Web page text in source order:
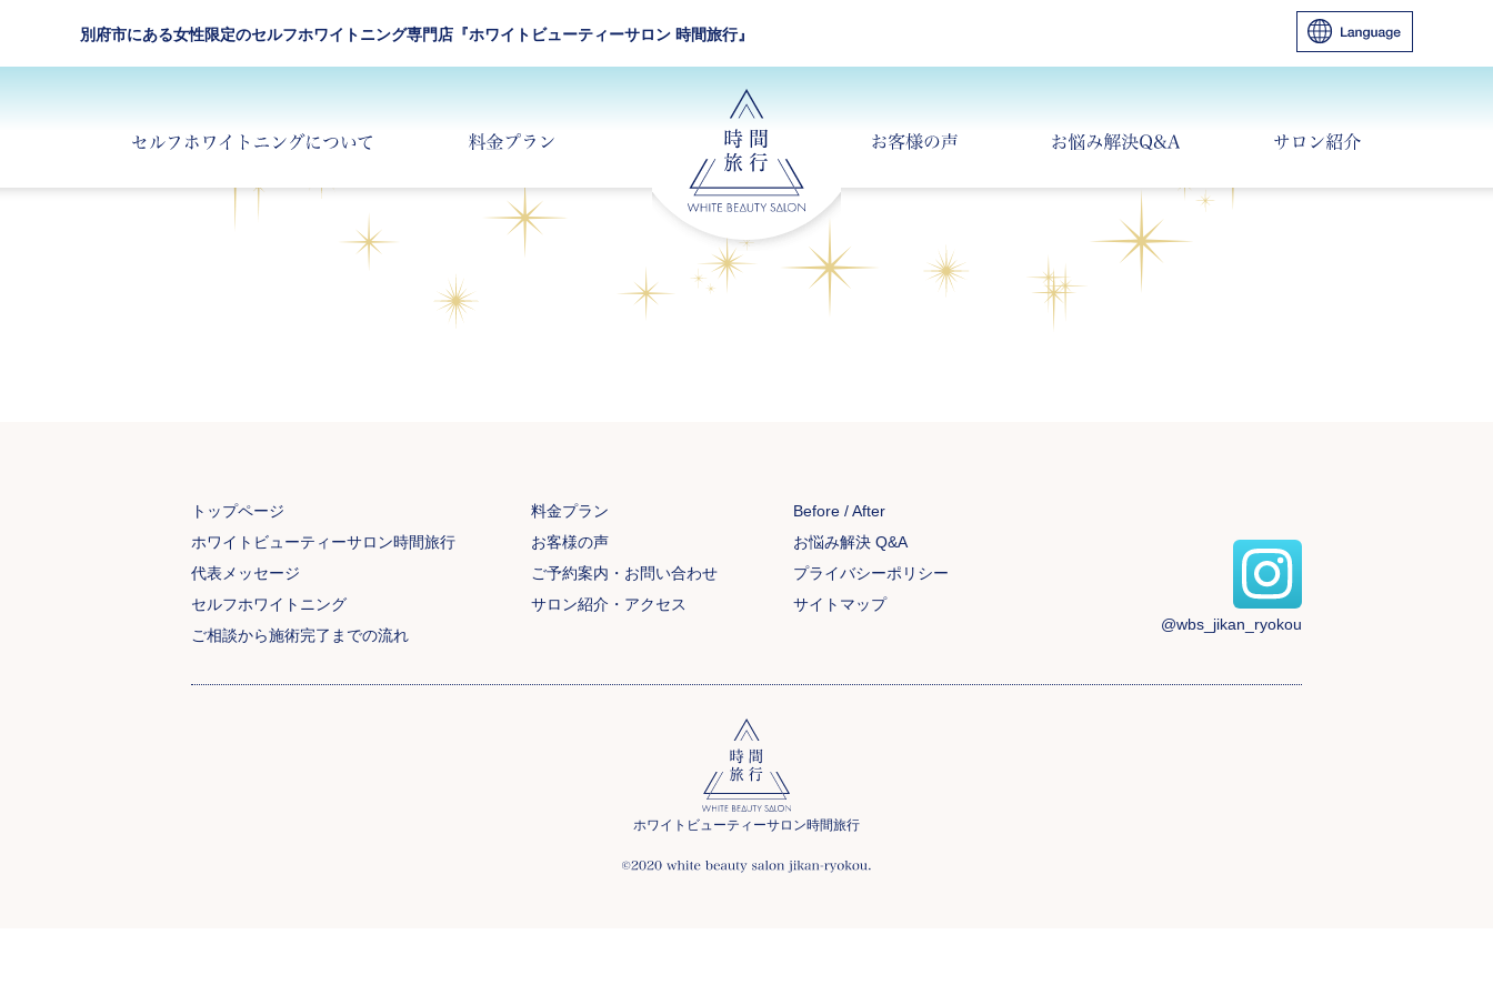
別府市にある女性限定のセルフホワイトニング専門店『ホワイトビューティーサロン 時間旅行』
お知らせ
トップページ
ホワイトビューティーサロン時間旅行
代表メッセージ
セルフホワイトニング
ご相談から施術完了までの流れ
料金プラン
お客様の声
ご予約案内・お問い合わせ
サロン紹介・アクセス
Before / After
お悩み解決 Q&A
プライバシーポリシー
サイトマップ
@wbs_jikan_ryokou
ホワイトビューティーサロン時間旅行